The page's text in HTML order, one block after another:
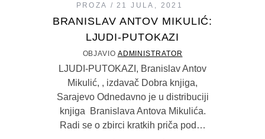
PROZA
21 JULA, 2021
BRANISLAV ANTOV MIKULIĆ:
LJUDI-PUTOKAZI
OBJAVIO ADMINISTRATOR
LJUDI-PUTOKAZI, Branislav Antov
Mikulić, , izdavač Dobra knjiga,
Sarajevo Odnedavno je u distribuciji
knjiga Branislava Antova Mikulića.
Radi se o zbirci kratkih priča pod…